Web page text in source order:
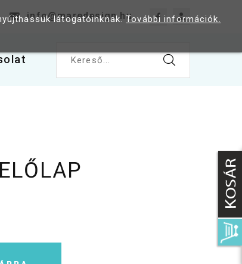
info@maredesign.hu
Kereső...
látogatóinknak.További információk.